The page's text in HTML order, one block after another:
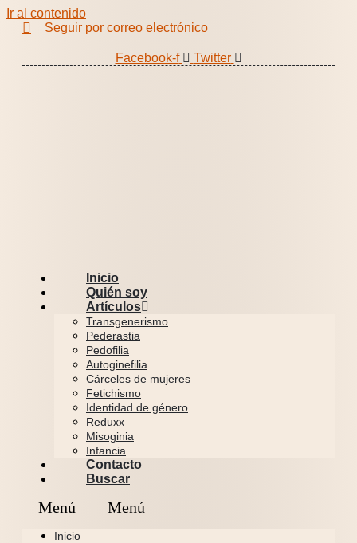
Ir al contenido
Seguir por correo electrónico
Facebook-f Twitter
Inicio
Quién soy
Artículos
Transgenerismo
Pederastia
Pedofilia
Autoginefilia
Cárceles de mujeres
Fetichismo
Identidad de género
Reduxx
Misoginia
Infancia
Contacto
Buscar
Inicio